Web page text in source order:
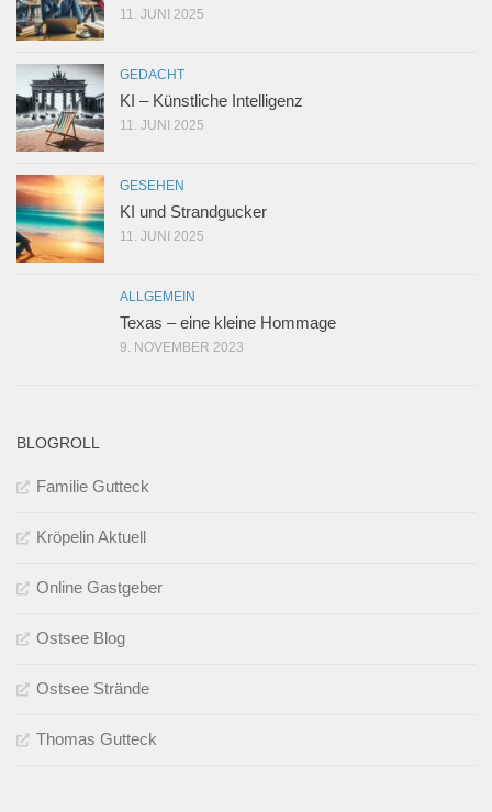
11. JUNI 2025
GEDACHT
KI – Künstliche Intelligenz
11. JUNI 2025
GESEHEN
KI und Strandgucker
11. JUNI 2025
ALLGEMEIN
Texas – eine kleine Hommage
9. NOVEMBER 2023
BLOGROLL
Familie Gutteck
Kröpelin Aktuell
Online Gastgeber
Ostsee Blog
Ostsee Strände
Thomas Gutteck